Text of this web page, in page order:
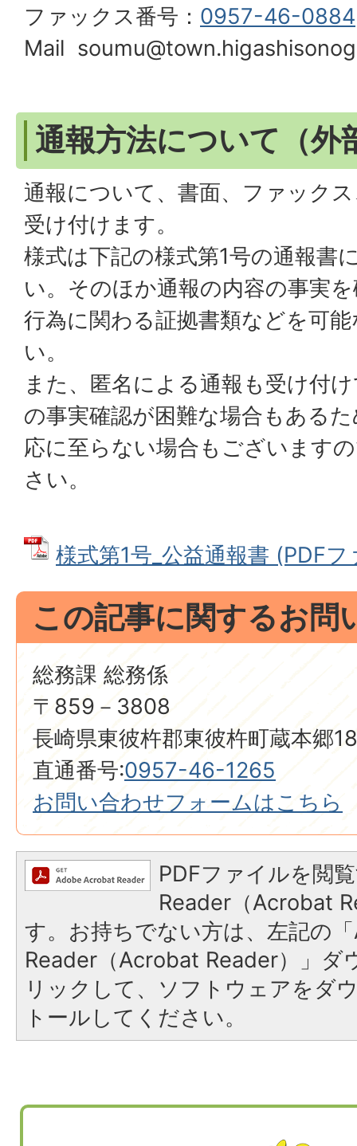
ファックス番号： 0957-46-0884
Mail
通報方法について（外
通報について、書面、ファック
受け付けます。
様式は下記の様式第1号の通報書
い。そのほか通報の内容の事実
行為に関わる証拠書類などを可
い。
また、匿名による通報も受け付
の事実確認が困難な場合もある
応に至らない場合もございます
さい。
様式第1号_公益通報書 (PDF
この記事に関するお問
総務課 総務係
〒859－3808
長崎県東彼杵郡東彼杵町蔵本郷
直通番号:0957-46-1265
お問い合わせフォームはこちら
PDFファイルを閲
Reader（Acrobat
す。お持ちでない方は、左記の
Reader（Acrobat Reader）」ダ
リックして、ソフトウェアをダ
トールしてください。